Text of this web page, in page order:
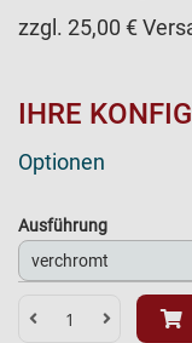
zzgl. 25,00 €
IHRE
Optionen
Ausführung